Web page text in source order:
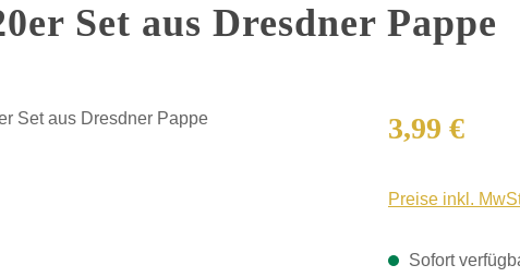
Set aus Dresdner Pappe
Regulärer Preis:
3,99 €
Preise inkl.
Sofort